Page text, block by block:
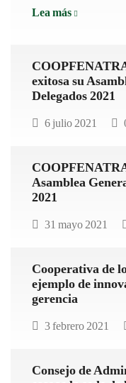
afiliar
tendrán
de
ahorrar,
y
Lea más
de
la
Salud
«Suma»
busca
a
5,000
nuevos
exitosa su
Delegados 2021
6 julio 2021
Asamblea
2021
31 mayo 2021
Cooperativa de
ejemplo de
gerencia
3 febrero 2021
Consejo de